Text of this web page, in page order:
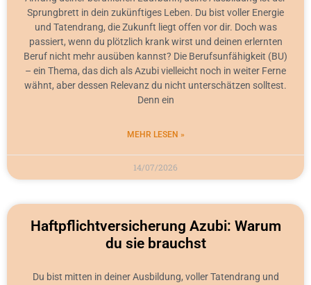
Sprungbrett in dein zukünftiges Leben. Du bist voller Energie
und Tatendrang, die Zukunft liegt offen vor dir. Doch was
passiert, wenn du plötzlich krank wirst und deinen erlernten
Beruf nicht mehr ausüben kannst? Die Berufsunfähigkeit (BU)
– ein Thema, das dich als Azubi vielleicht noch in weiter Ferne
wähnt, aber dessen Relevanz du nicht unterschätzen solltest.
Denn ein
MEHR LESEN »
14/07/2026
Haftpflichtversicherung Azubi: Warum
du sie brauchst
Du bist mitten in deiner Ausbildung, voller Tatendrang und